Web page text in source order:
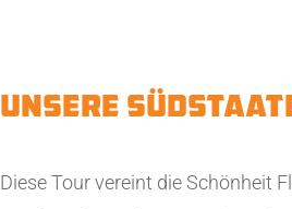
UNSERE
Diese Tour vereint die Schönheit